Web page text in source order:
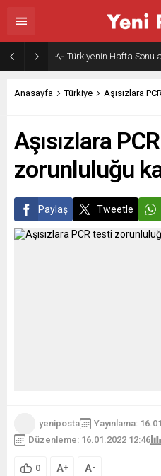
Türkiye’nin Hafta
Anasayfa Türkiye Aşısızlara
Aşısızlara
zorunluluğu
Paylaş Tweetle
yeniposta
Yayınlama:
Düzenleme: 16.01.2022 12:46
0 A+ A-